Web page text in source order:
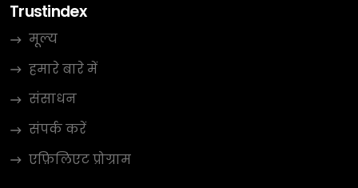
Trustindex
मूल्य
हमारे बारे में
संसाधन
संपर्क करें
एफ़िलिएट प्रोग्राम